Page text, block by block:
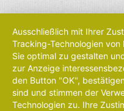
Ausschließlich mit Ihrer
Tracking-Technologien
Sie optimal zu gestalten
zur Anzeige
den Button "OK",
sind und stimmen der
Technologien zu. Ihre